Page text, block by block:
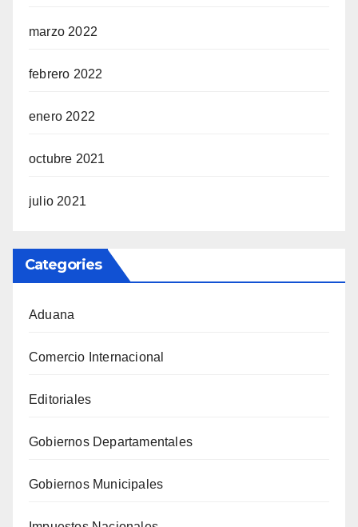
marzo 2022
febrero 2022
enero 2022
octubre 2021
julio 2021
Categories
Aduana
Comercio Internacional
Editoriales
Gobiernos Departamentales
Gobiernos Municipales